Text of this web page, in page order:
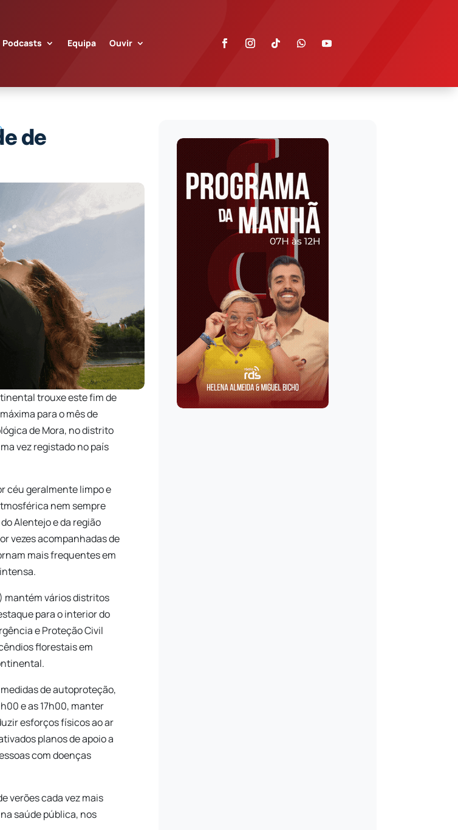
Podcasts Equipa Ouvir
de
trouxe este fim de
para o mês de
de Mora, no distrito
vez registado no país
céu geralmente limpo e
nem sempre
Alentejo e da região
vezes acompanhadas de
mais frequentes em
mantém vários distritos
para o interior do
e Proteção Civil
florestais em
de autoproteção,
e as 17h00, manter
esforços físicos ao ar
planos de apoio a
com doenças
verões cada vez mais
saúde pública, nos